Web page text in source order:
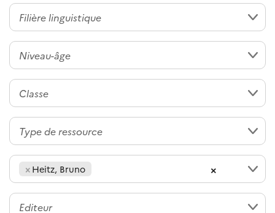
×
× Heitz, Bruno